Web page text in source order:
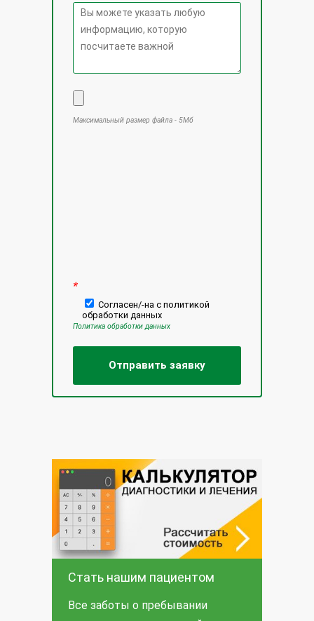
Максимальный размер файла - 5Мб
*
Согласен/-на с политикой
обработки данных
Политика обработки данных
Стать нашим пациентом
Все заботы о пребывании